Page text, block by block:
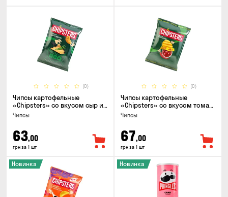
(0)
Чипсы картофельные
«Chipsters» со вкусом сыр и
лук, 95г
Чипсы
63,00
грн за 1 шт
(0)
Чипсы картофельные
«Chipsters» со вкусом томат
спайси, 95г
Чипсы
67,00
грн за 1 шт
Новинка Новинка